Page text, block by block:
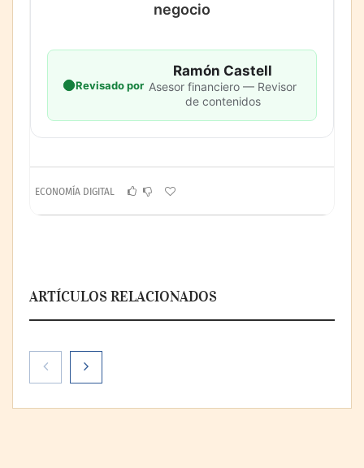
negocio
Revisado por
Ramón Castell
Asesor financiero — Revisor
de contenidos
ECONOMÍA DIGITAL
ARTÍCULOS RELACIONADOS